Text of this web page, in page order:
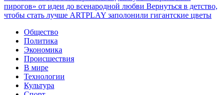
пирогов» от идеи до всенародной любви Вернуться в детство,
чтобы стать лучше ARTPLAY заполонили гигантские цветы
Общество
Политика
Экономика
Происшествия
В мире
Технологии
Культура